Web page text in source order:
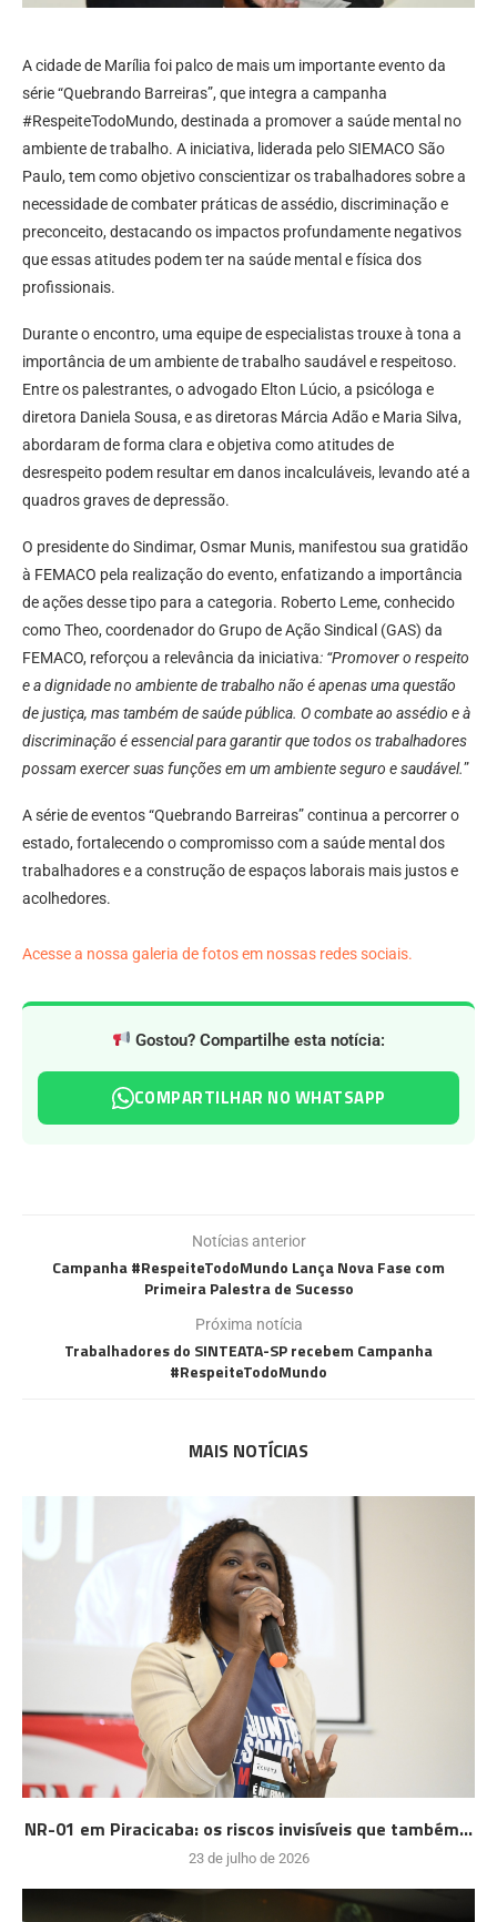
A cidade de Marília foi palco de mais um importante evento da
série “Quebrando Barreiras”, que integra a campanha
#RespeiteTodoMundo, destinada a promover a saúde mental no
ambiente de trabalho. A iniciativa, liderada pelo SIEMACO São
Paulo, tem como objetivo conscientizar os trabalhadores sobre a
necessidade de combater práticas de assédio, discriminação e
preconceito, destacando os impactos profundamente negativos
que essas atitudes podem ter na saúde mental e física dos
profissionais.
Durante o encontro, uma equipe de especialistas trouxe à tona a
importância de um ambiente de trabalho saudável e respeitoso.
Entre os palestrantes, o advogado Elton Lúcio, a psicóloga e
diretora Daniela Sousa, e as diretoras Márcia Adão e Maria Silva,
abordaram de forma clara e objetiva como atitudes de
desrespeito podem resultar em danos incalculáveis, levando até a
quadros graves de depressão.
O presidente do Sindimar, Osmar Munis, manifestou sua gratidão
à FEMACO pela realização do evento, enfatizando a importância
de ações desse tipo para a categoria. Roberto Leme, conhecido
como Theo, coordenador do Grupo de Ação Sindical (GAS) da
FEMACO, reforçou a relevância da iniciativa: “Promover o respeito
e a dignidade no ambiente de trabalho não é apenas uma questão
de justiça, mas também de saúde pública. O combate ao assédio e à
discriminação é essencial para garantir que todos os trabalhadores
possam exercer suas funções em um ambiente seguro e saudável.”
A série de eventos “Quebrando Barreiras” continua a percorrer o
estado, fortalecendo o compromisso com a saúde mental dos
trabalhadores e a construção de espaços laborais mais justos e
acolhedores.
Acesse a nossa galeria de fotos em nossas redes sociais.
Gostou? Compartilhe esta notícia:
COMPARTILHAR NO WHATSAPP
Notícias anterior
Campanha #RespeiteTodoMundo Lança Nova Fase com
Primeira Palestra de Sucesso
Próxima notícia
Trabalhadores do SINTEATA-SP recebem Campanha
#RespeiteTodoMundo
MAIS NOTÍCIAS
NR-01 em Piracicaba: os riscos invisíveis que também...
23 de julho de 2026